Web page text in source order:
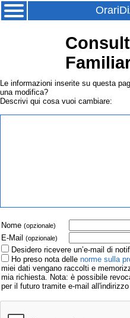
Le informazioni inserite su questa
una modifica?
Descrivi qui cosa vuoi cambiare:
Nome (opzionale)
E-Mail (opzionale)
Desidero ricevere un’e-mail di
Ho preso nota delle norme sulla
miei dati vengano raccolti e
mia richiesta. Nota: è possibile
per il futuro tramite e-mail